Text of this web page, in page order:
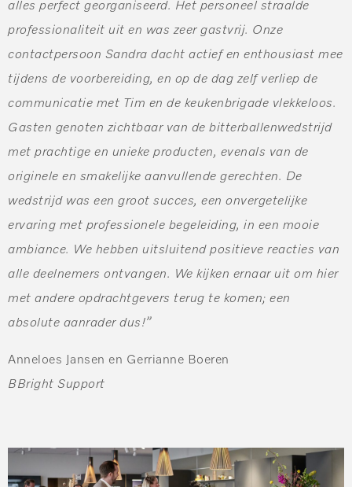
alles perfect georganiseerd. Het personeel straalde
professionaliteit uit en was zeer gastvrij. Onze
contactpersoon Sandra dacht actief en enthousiast mee
tijdens de voorbereiding, en op de dag zelf verliep de
communicatie met Tim en de keukenbrigade vlekkeloos.
Gasten genoten zichtbaar van de bitterballenwedstrijd
met prachtige en unieke producten, evenals van de
originele en smakelijke aanvullende gerechten. De
wedstrijd was een groot succes, een onvergetelijke
ervaring met professionele begeleiding, in een mooie
ambiance. We hebben uitsluitend positieve reacties van
alle deelnemers ontvangen. We kijken ernaar uit om hier
met andere opdrachtgevers terug te komen; een
absolute aanrader dus!”
Anneloes Jansen en Gerrianne Boeren
BBright Support